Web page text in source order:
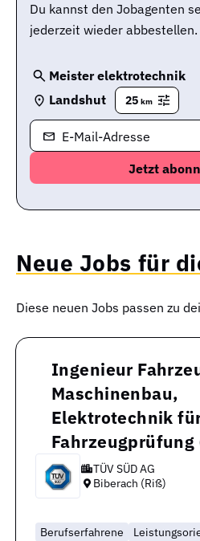
Du kannst den Jobagenten
jederzeit wieder abbestellen.
Meister elektrotechnik
Landshut
25 km
E-Mail-Adresse
Neue Jobs für
Diese neuen Jobs passen zu
Ingenieur
Maschinenbau,
Elektrotechnik
TÜV SÜD AG
Biberach (Riß)
Berufserfahrene